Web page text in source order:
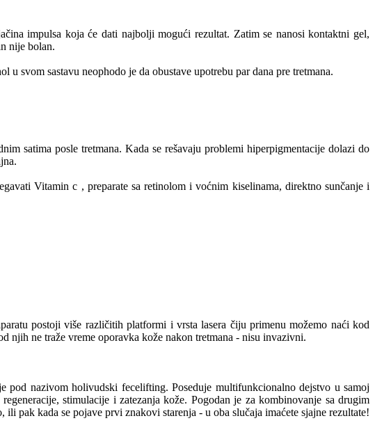
impulsa koja će dati najbolji mogući rezultat. Zatim se nanosi kontaktni gel,
nije bolan.
svom sastavu neophodo je da obustave upotrebu par dana pre tretmana.
satima posle tretmana. Kada se rešavaju problemi hiperpigmentacije dolazi do
Vitamin c , preparate sa retinolom i voćnim kiselinama, direktno sunčanje i
postoji više različitih platformi i vrsta lasera čiju primenu možemo naći kod
njih ne traže vreme oporavka kože nakon tretmana - nisu invazivni.
nazivom holivudski fecelifting. Poseduje multifunkcionalno dejstvo u samoj
stimulacije i zatezanja kože. Pogodan je za kombinovanje sa drugim
pak kada se pojave prvi znakovi starenja - u oba slučaja imaćete sjajne rezultate!